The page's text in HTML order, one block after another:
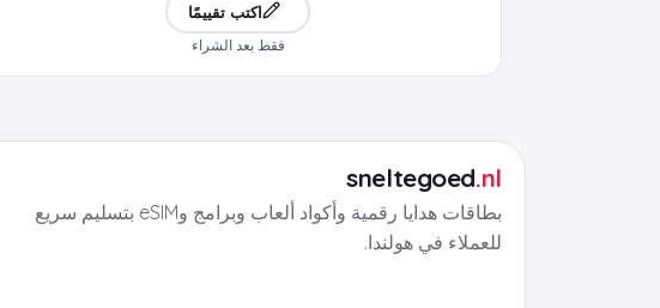
اكتب تقييمًا
فقط بعد الشراء
sneltegoed.nl
بطاقات هدايا رقمية وأكواد ألعاب وبرامج وeSIM بتسليم سريع
للعملاء في هولندا.